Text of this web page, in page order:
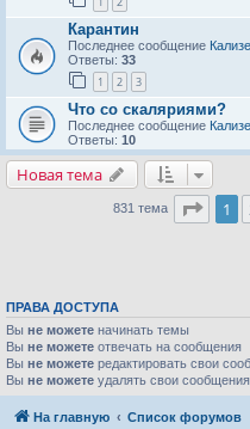
Карантин
Последнее сообщение
Ответы: 33
1 2 3
Что со скаляриями?
Последнее сообщение
Ответы: 10
Новая тема
831 тема 1
ПРАВА ДОСТУПА
Вы не можете начинать темы
Вы не можете отвечать на сообщения
Вы не можете редактировать свои
Вы не можете удалять свои сообщения
На главную Список форумов